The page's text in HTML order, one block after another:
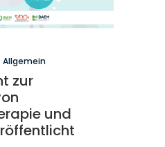
Allgemein
zur
und